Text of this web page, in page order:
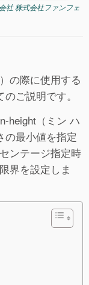
社 株式会社ファンフェ
の際に使用する
ご説明です。
height（ミン ハ
の最小値を指定
ンテージ指定時
界を設定しま